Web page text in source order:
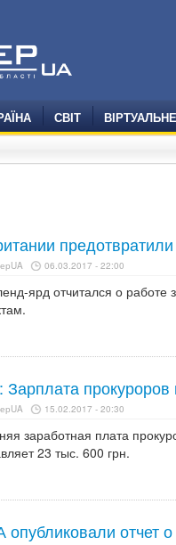
СВІТ
06.03.2017 - 22:00
ярд отчитался о
Зарплата
15.02.2017 - 20:30
заработная плата
23 тыс. 600 грн.
отчет о